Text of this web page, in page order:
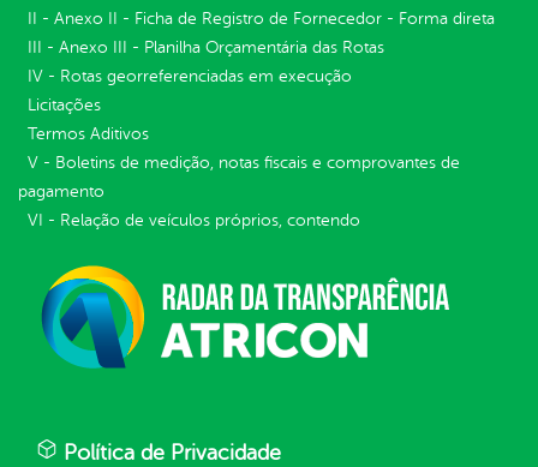
II - Anexo II - Ficha de Registro de Fornecedor - Forma direta
III - Anexo III - Planilha Orçamentária das Rotas
IV - Rotas georreferenciadas em execução
Licitações
Termos Aditivos
V - Boletins de medição, notas fiscais e comprovantes de
pagamento
VI - Relação de veículos próprios, contendo
Política de Privacidade